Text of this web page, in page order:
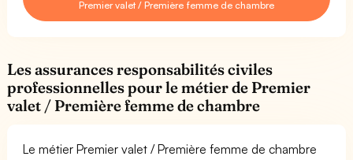
Premier valet / Première femme de chambre
Les assurances responsabilités civiles
professionnelles pour le métier de Premier
valet / Première femme de chambre
Le métier Premier valet / Première femme de chambre